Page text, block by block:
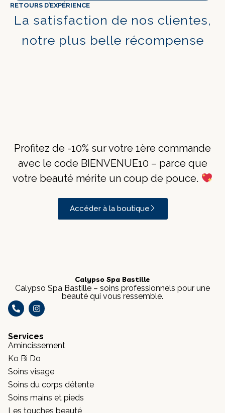
RETOURS D’EXPÉRIENCE
La satisfaction de nos clientes,
notre plus belle récompense
Profitez de -10% sur votre 1ère commande
avec le code BIENVENUE10 – parce que
votre beauté mérite un coup de pouce.
Accéder à la boutique
Calypso Spa Bastille
Calypso Spa Bastille – soins professionnels pour une
beauté qui vous ressemble.
Services
Amincissement
Ko Bi Do
Soins visage
Soins du corps détente
Soins mains et pieds
Les touches beauté